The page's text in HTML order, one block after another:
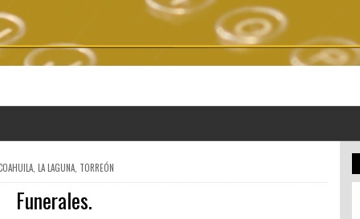
, LA LAGUNA, TORREÓN
Funerales.